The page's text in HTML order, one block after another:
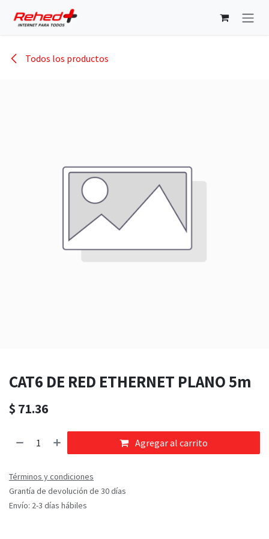
Todos los productos
CAT6 DE RED ETHERNET PLANO 5m
$ 71.36
Agregar al carrito
Términos y condiciones
Grantía de devolución de 30 días
Envío: 2-3 días hábiles